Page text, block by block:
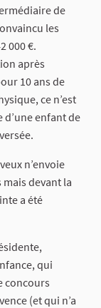
de
les
000 €.
après
10 ans de
ce n’est
d’une enfant de
n’envoie
mais devant la
a été
qui
concours
(et qui n’a